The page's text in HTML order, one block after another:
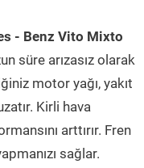
- Benz Vito Mixto
süre arızasız olarak
motor yağı, yakıt
Kirli hava
arttırır. Fren
sağlar.